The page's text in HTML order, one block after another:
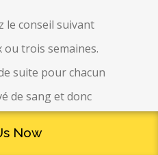
le conseil suivant
trois semaines.
suite pour chacun
de sang et donc
Now